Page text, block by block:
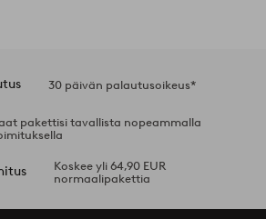
30 päivän palautusoikeus*
pakettisi tavallista nopeammalla
Koskee yli 64,90 EUR
normaalipakettia